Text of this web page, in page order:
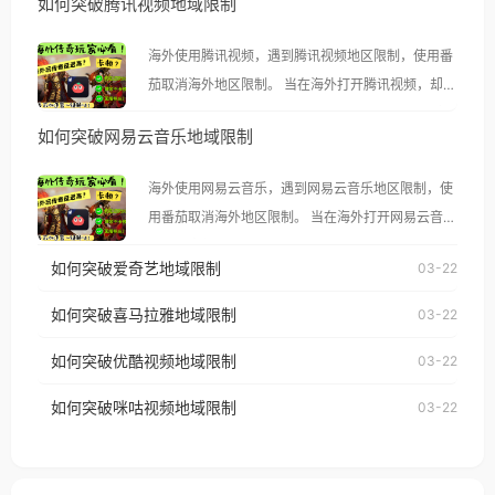
海外使用腾讯视频，遇到腾讯视频地区限制，使用番
茄取消海外地区限制。 当在海外打开腾讯视频，却突
示语。 海外用户如香港、澳门、台湾、美国、加拿
像其他音乐平台一样，出现地区及版权限制问题，且
仅能在中国大陆地区播放。 遇到这个问题的朋友们，
使用番茄回国加速器，即可解决「海外用户收听腾讯
台湾、美国、加拿大、澳大利亚、欧洲等国家和地区
权限制所困扰。
如何突破网易云音乐地域限制
海外使用网易云音乐，遇到网易云音乐地区限制，使
用番茄取消海外地区限制。 当在海外打开网易云音
播放”的提示语。 海外用户如香港、澳门、台湾、美
国、加拿大、澳大利亚、欧洲等国家和地区时，网易
制问题，且仅能在中国大陆地区播放。 遇到这个问题
户收听网易云音乐地区版权限制」的问题，无论人在
如何突破爱奇艺地域限制 03-22
如何突破喜马拉雅地域限制 03-22
如何突破优酷视频地域限制 03-22
如何突破咪咕视频地域限制 03-22